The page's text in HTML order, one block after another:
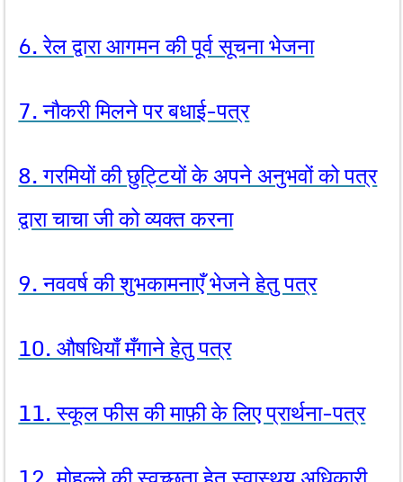
6. रेल द्वारा आगमन की पूर्व सूचना भेजना
7. नौकरी मिलने पर बधाई-पत्र
8. गरमियों की छुट्टियों के अपने अनुभवों को पत्र
द्वारा चाचा जी को व्यक्त करना
9. नववर्ष की शुभकामनाएँ भेजने हेतु पत्र
10. औषधियाँ मँगाने हेतु पत्र
11. स्कूल फीस की माफ़ी के लिए प्रार्थना-पत्र